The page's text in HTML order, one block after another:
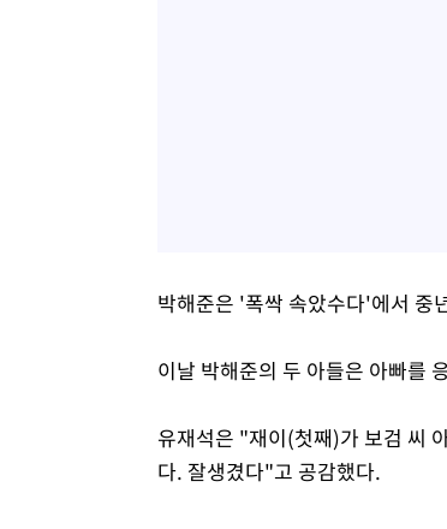
박해준은 '폭싹 속았수다'에서 중
이날 박해준의 두 아들은 아빠를
유재석은 "재이(첫째)가 보검 씨
다. 잘생겼다"고 공감했다.